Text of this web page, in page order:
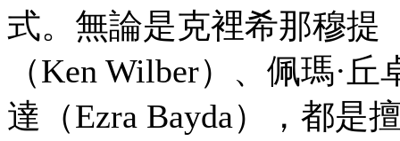
式。無論是克裡希那穆提
（Ken Wilber）、佩瑪·
達（Ezra Bayda），都是